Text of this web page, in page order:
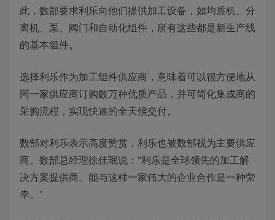
此，数郜要求利乐向他们提供加工设备，如均质机、分
离机、泵、阀门和自动化组件，所有这些都是新生产线
的基本组件。
选择利乐作为加工组件供应商，意味着可以很方便地从
同一家供应商订购数万种优质产品，并可简化集成商的
采购流程，实现快速的全天候交付。
数郜对利乐表示高度赞赏，利乐也被数郜视为主要供应
商。数郜总经理徐佳珉说：“利乐是全球领先的加工解
决方案提供商。能与这样一家伟大的企业合作是一种荣
幸。”